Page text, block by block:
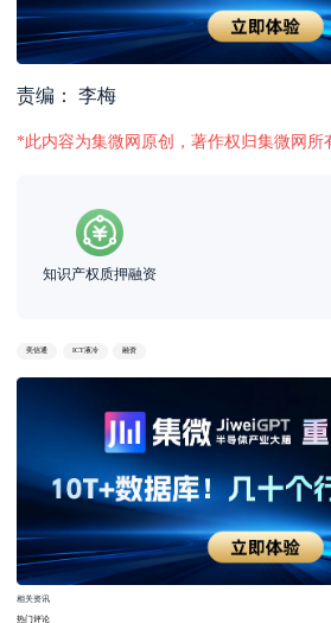
责编： 李梅
*此内容为集微网原创，著作权归集微网所
知识产权质押融资
奕信通 ICT液冷 融资
相关资讯
热门评论